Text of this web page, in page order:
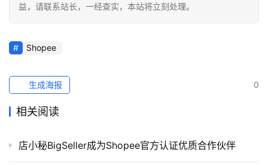
益，请联系站长，一经查实，本站将立刻处理。
Shopee
0
生成海报
相关阅读
店小秘BigSeller成为Shopee官方认证优质合作伙伴